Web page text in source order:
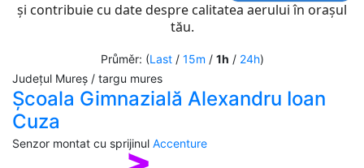
și contribuie cu date despre calitatea aerului în orașul
tău.
Průměr: (Last/ 15m / 1h / 24h)
Județul Mureș / targu mures
Școala Gimnazială Alexandru Ioan
Cuza
Senzor montat cu sprijinul Accenture